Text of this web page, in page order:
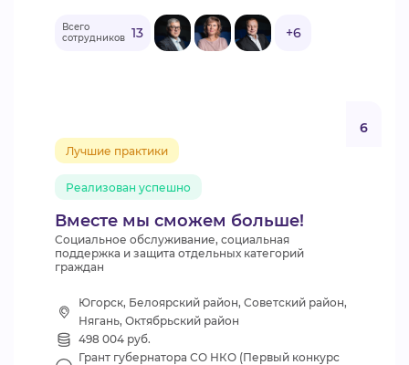
Всего
сотрудников 13 +6
Вместе мы сможем больше!
Реализован успешно
Лучшие практики
6
Социальное обслуживание, социальная
поддержка и защита отдельных категорий
граждан
Югорск, Белоярский район, Советский район,
Нягань, Октябрьский район
498 004 руб.
Грант губернатора СО НКО (Первый конкурс